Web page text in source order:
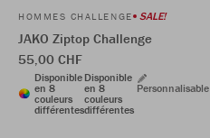
HOMMES CHALLENGE SALE!
JAKO Ziptop Challenge
55,00 CHF
Disponible
en 8
couleurs
différentes
Disponible
en 8
couleurs
différentes
Personnalisable